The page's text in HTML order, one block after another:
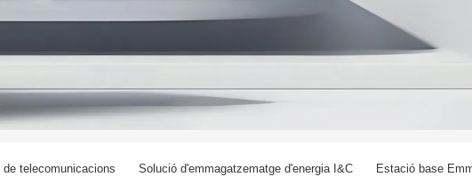
de telecomunicacions Solució d'emmagatzematge d'energia I&C Estació base